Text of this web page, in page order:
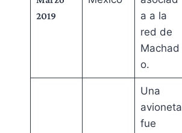
2019
a a la
red de
Machad
o.
Una
avioneta
fue